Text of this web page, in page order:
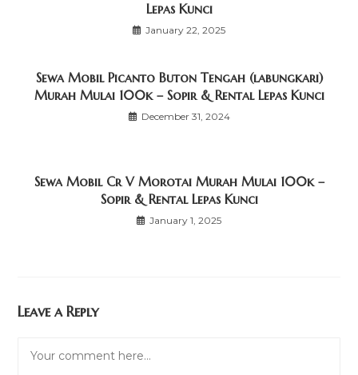
Lepas Kunci
January 22, 2025
Sewa Mobil Picanto Buton Tengah (labungkari)
Murah Mulai 100k – Sopir & Rental Lepas Kunci
December 31, 2024
Sewa Mobil Cr V Morotai Murah Mulai 100k –
Sopir & Rental Lepas Kunci
January 1, 2025
Leave a Reply